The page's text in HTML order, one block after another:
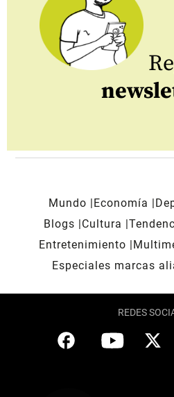
Mundo Economía
Blogs
Cultura
Entretenimiento
Especiales marcas
REDES